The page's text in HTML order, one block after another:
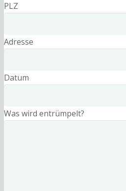
PLZ
Adresse
Datum
Was wird entrümpelt?